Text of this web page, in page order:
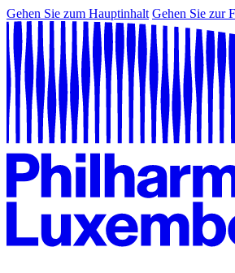
Gehen Sie zum Hauptinhalt Gehen Sie zur